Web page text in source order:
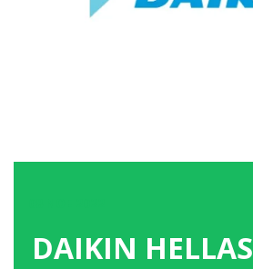
DAIKIN HELLAS